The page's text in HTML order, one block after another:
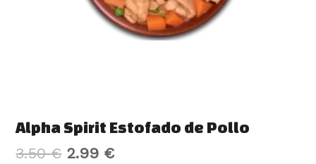
Alpha Spirit Estofado de Pollo
3.50€ 2.99 €